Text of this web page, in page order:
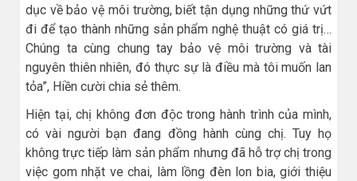
dục về bảo vệ môi trường, biết tận dụng những thứ vứt
đi để tạo thành những sản phẩm nghệ thuật có giá trị…
Chúng ta cùng chung tay bảo vệ môi trường và tài
nguyên thiên nhiên, đó thực sự là điều mà tôi muốn lan
tỏa”, Hiền cười chia sẻ thêm.
Hiện tại, chị không đơn độc trong hành trình của mình,
có vài người bạn đang đồng hành cùng chị. Tuy họ
không trực tiếp làm sản phẩm nhưng đã hỗ trợ chị trong
việc gom nhặt ve chai, làm lồng đèn lon bia, giới thiệu